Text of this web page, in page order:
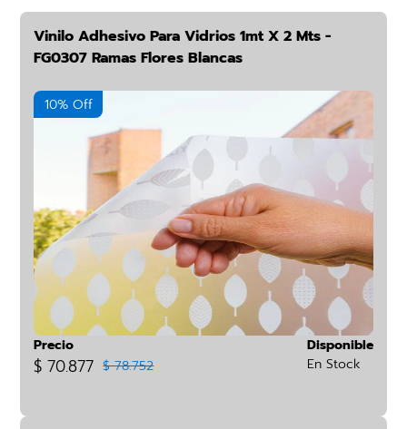
Vinilo Adhesivo Para Vidrios 1mt X 2 Mts -
FG0307 Ramas Flores Blancas
10% Off
Precio
$ 70.877 $ 78.752
Disponible
En Stock